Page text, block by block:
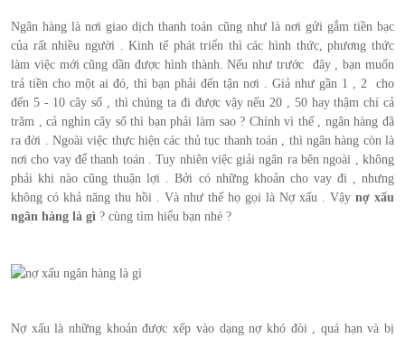
Ngân hàng là nơi giao dịch thanh toán cũng như là nơi gửi gắm tiền bạc
của rất nhiều người . Kinh tế phát triển thì các hình thức, phương thức
làm việc mới cũng dần được hình thành. Nếu như trước đây , bạn muốn
trả tiền cho một ai đó, thì bạn phải đến tận nơi . Giả như gần 1 , 2 cho
đến 5 - 10 cây số , thì chúng ta đi được vậy nếu 20 , 50 hay thậm chí cả
trăm , cả nghìn cây số thì bạn phải làm sao ? Chính vì thế , ngân hàng đã
ra đời . Ngoài việc thực hiện các thủ tục thanh toán , thì ngân hàng còn là
nơi cho vay để thanh toán . Tuy nhiên việc giải ngân ra bên ngoài , không
phải khi nào cũng thuận lợi . Bởi có những khoản cho vay đi , nhưng
không có khả năng thu hồi . Và như thế họ gọi là Nợ xấu . Vậy nợ xấu
ngân hàng là gì ? cùng tìm hiểu bạn nhé ?
Nợ xấu là những khoản được xếp vào dạng nợ khó đòi , quá hạn và bị